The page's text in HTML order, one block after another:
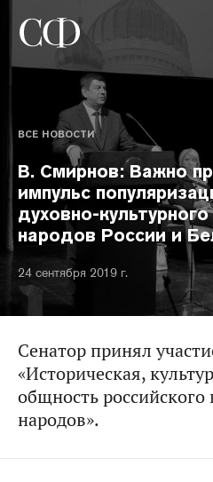
ВСЕ НОВОСТИ
В. Смирнов: Важно
импульс
духовно-
народов России и
24 сентября 2019 г.
Сенатор принял
«Историческая,
общность российского
народов».